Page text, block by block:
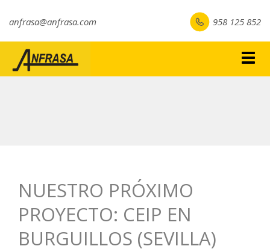
anfrasa@anfrasa.com 958 125 852
NUESTRO PRÓXIMO
PROYECTO: CEIP EN
BURGUILLOS (SEVILLA)